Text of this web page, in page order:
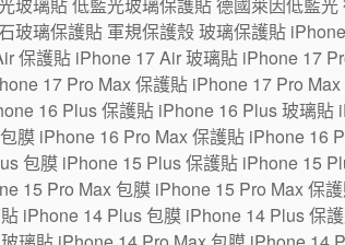
玻璃保護貼 軍規保護殼 玻璃保護貼
保護貼 iPhone 17 Air 玻璃貼 iPhone 17
17 Pro Max 保護貼 iPhone 17 Pro
16 Plus 保護貼 iPhone 16 Plus 玻璃貼
膜 iPhone 16 Pro Max 保護貼 iPhone 16
包膜 iPhone 15 Plus 保護貼 iPhone 15
15 Pro Max 包膜 iPhone 15 Pro Max 保
iPhone 14 Plus 包膜 iPhone 14 Plus 保